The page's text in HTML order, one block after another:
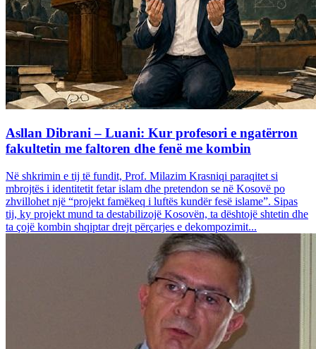
Asllan Dibrani – Luani: Kur profesori e ngatërron
fakultetin me faltoren dhe fenë me kombin
Në shkrimin e tij të fundit, Prof. Milazim Krasniqi paraqitet si
mbrojtës i identitetit fetar islam dhe pretendon se në Kosovë po
zhvillohet një “projekt famëkeq i luftës kundër fesë islame”. Sipas
tij, ky projekt mund ta destabilizojë Kosovën, ta dështojë shtetin dhe
ta çojë kombin shqiptar drejt përçarjes e dekompozimit...